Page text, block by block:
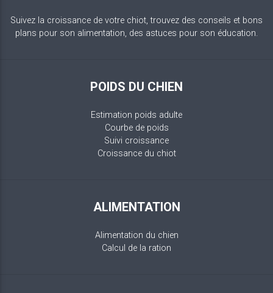
Suivez la croissance de votre chiot, trouvez des conseils et bons
plans pour son alimentation, des astuces pour son éducation.
POIDS DU CHIEN
Estimation poids adulte
Courbe de poids
Suivi croissance
Croissance du chiot
ALIMENTATION
Alimentation du chien
Calcul de la ration